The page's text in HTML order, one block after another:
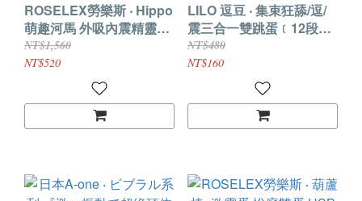
ROSELEX勞樂斯 ‧ Hippo
萌趣河馬 外吸內震精靈跳
蛋-淺粉﹝10頻吮吸+10頻
震動/內外同潮﹞
NT$1,560
NT$520
LILO 逗豆 ‧ 集束狂舔/逗/
震三合一雙跳蛋﹝12段變
頻調控+舒適磨砂觸感+靜
音私密+USB即插即用﹞
NT$480
NT$160